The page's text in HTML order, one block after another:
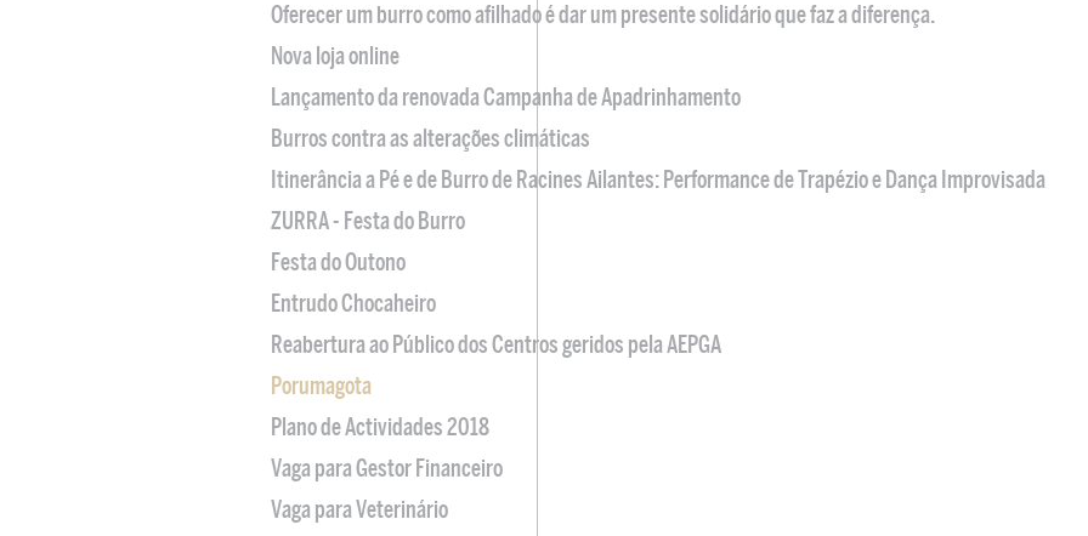
Oferecer um burro como afilhado é dar um presente solidário que faz a diferença.
Nova loja online
Lançamento da renovada Campanha de Apadrinhamento
Burros contra as alterações climáticas
Itinerância a Pé e de Burro de Racines Ailantes: Performance de Trapézio e Dança Improvisada
ZURRA - Festa do Burro
Festa do Outono
Entrudo Chocaheiro
Reabertura ao Público dos Centros geridos pela AEPGA
Porumagota
Plano de Actividades 2018
Vaga para Gestor Financeiro
Vaga para Veterinário